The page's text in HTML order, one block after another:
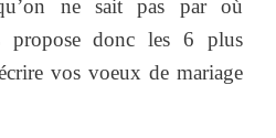
ne sait pas par où
propose donc les 6 plus
vos voeux de mariage